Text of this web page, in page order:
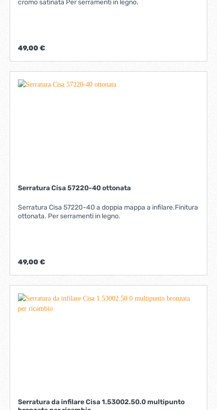
cromo satinata Per serramenti in legno.
49,00 €
Serratura Cisa 57220-40 ottonata
Serratura Cisa 57220-40 a doppia mappa a infilare.Finitura
ottonata. Per serramenti in legno.
49,00 €
Serratura da infilare Cisa 1.53002.50.0 multipunto